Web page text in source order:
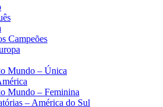
Campeões
Mundo – Única
Mundo – Feminina
– América do Sul